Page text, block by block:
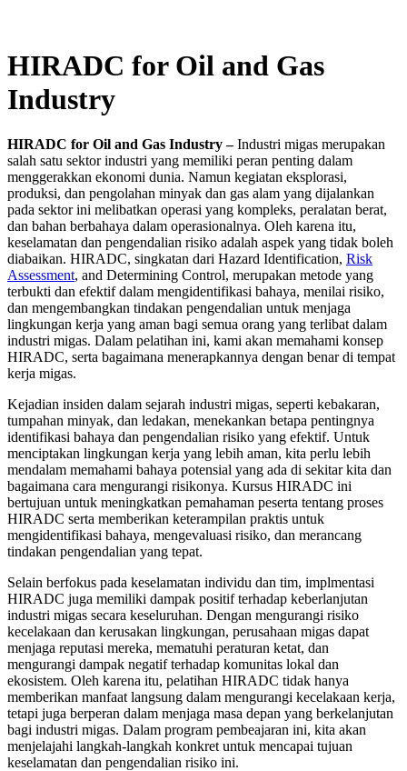
HIRADC for Oil and Gas
Industry
HIRADC for Oil and Gas Industry –Industri migas merupakan
salah satu sektor industri yang memiliki peran penting dalam
menggerakkan ekonomi dunia. Namun kegiatan eksplorasi,
produksi, dan pengolahan minyak dan gas alam yang dijalankan
pada sektor ini melibatkan operasi yang kompleks, peralatan berat,
dan bahan berbahaya dalam operasionalnya. Oleh karena itu,
keselamatan dan pengendalian risiko adalah aspek yang tidak boleh
diabaikan. HIRADC, singkatan dari Hazard Identification, Risk
Assessment, and Determining Control, merupakan metode yang
terbukti dan efektif dalam mengidentifikasi bahaya, menilai risiko,
dan mengembangkan tindakan pengendalian untuk menjaga
lingkungan kerja yang aman bagi semua orang yang terlibat dalam
industri migas. Dalam pelatihan ini, kami akan memahami konsep
HIRADC, serta bagaimana menerapkannya dengan benar di tempat
kerja migas.
Kejadian insiden dalam sejarah industri migas, seperti kebakaran,
tumpahan minyak, dan ledakan, menekankan betapa pentingnya
identifikasi bahaya dan pengendalian risiko yang efektif. Untuk
menciptakan lingkungan kerja yang lebih aman, kita perlu lebih
mendalam memahami bahaya potensial yang ada di sekitar kita dan
bagaimana cara mengurangi risikonya. Kursus HIRADC ini
bertujuan untuk meningkatkan pemahaman peserta tentang proses
HIRADC serta memberikan keterampilan praktis untuk
mengidentifikasi bahaya, mengevaluasi risiko, dan merancang
tindakan pengendalian yang tepat.
Selain berfokus pada keselamatan individu dan tim, implmentasi
HIRADC juga memiliki dampak positif terhadap keberlanjutan
industri migas secara keseluruhan. Dengan mengurangi risiko
kecelakaan dan kerusakan lingkungan, perusahaan migas dapat
menjaga reputasi mereka, mematuhi peraturan ketat, dan
mengurangi dampak negatif terhadap komunitas lokal dan
ekosistem. Oleh karena itu, pelatihan HIRADC tidak hanya
memberikan manfaat langsung dalam mengurangi kecelakaan kerja,
tetapi juga berperan dalam menjaga masa depan yang berkelanjutan
bagi industri migas. Dalam program pembeajaran ini, kita akan
menjelajahi langkah-langkah konkret untuk mencapai tujuan
keselamatan dan pengendalian risiko ini.